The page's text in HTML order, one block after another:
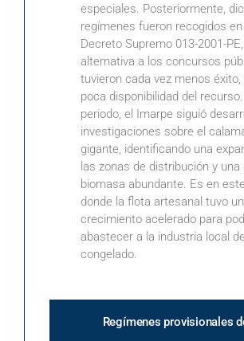
especiales. Posteriormente,
regímenes fueron recogidos en
Decreto Supremo 013-2001-
alternativa a los concursos
tuvieron cada vez menos éxito,
poca disponibilidad del
periodo, el Imarpe siguió
investigaciones sobre el
gigante, identificando una
las zonas de distribución y una
biomasa abundante. Es en
donde la flota artesanal tuvo un
crecimiento acelerado para
abastecer a la industria local de
congelado.
Regímenes provisionales